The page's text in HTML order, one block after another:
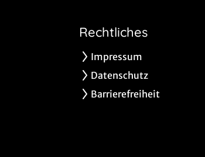
Rechtliches
Impressum
Datenschutz
Barrierefreiheit